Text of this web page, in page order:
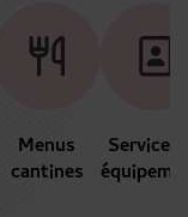
Menus
cantines
Services